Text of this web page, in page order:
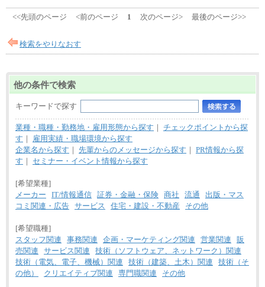
中途：
【全職種共通】
〔正社員〕
※実務経験に応じてご相談させていただきます（上
記金額を超える可能性あり）
※交通費：月5万円まで
〔契約社員〕
札幌 ：時給1,100円～1,450円
東京 ：時給1,226円～1,400円
横浜 ：時給1,225円～
川口 ：時給1,150円～
大阪 ：時給1,177円～1,400円
佐世保：時給1,035円～
沖縄 ：時給1,025円～1,350円
※給与は実務経験・職種・配属部署によって異なり
<<先頭のページ <前のページ 1 次のページ> 最後のページ>>
検索をやりなおす
他の条件で検索
キーワードで探す
業種・職種・勤務地・雇用形態から探す ｜ チェックポイントから探
す ｜
雇用実績・職場環境から探す
企業名から探す ｜ 先輩からのメッセージから探す ｜ PR情報から探
す ｜ セミナー・イベント情報から探す
[希望業種]
メーカー
IT/情報通信 証券・金融・保険 商社 流通
出版・マス
コミ関連・広告 サービス 住宅・建設・不動産 その他
[希望職種]
スタッフ関連
事務関連 企画・マーケティング関連 営業関連
販
売関連
サービス関連
技術（ソフトウェア、ネットワーク）関連
技術（電気、電子、機械）関連
技術（建築、土木）関連
技術（そ
の他）
クリエイティブ関連 専門職関連 その他